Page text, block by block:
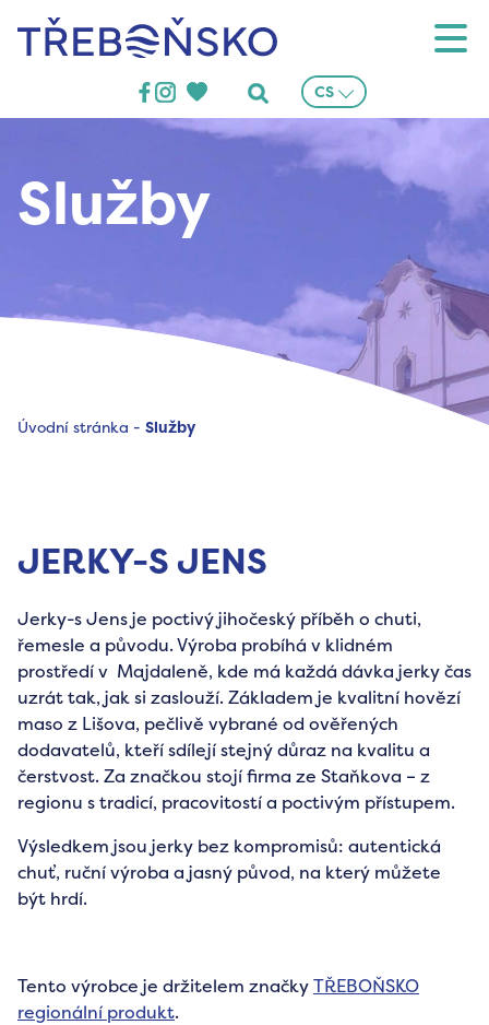
Třeboňsko CS
Služby
Úvodní stránka - Služby
JERKY-S JENS
Jerky-s Jens je poctivý jihočeský příběh o chuti,
řemesle a původu. Výroba probíhá v klidném
prostředí v Majdaleně, kde má každá dávka jerky čas
uzrát tak, jak si zaslouží. Základem je kvalitní hovězí
maso z Lišova, pečlivě vybrané od ověřených
dodavatelů, kteří sdílejí stejný důraz na kvalitu a
čerstvost. Za značkou stojí firma ze Staňkova – z
regionu s tradicí, pracovitostí a poctivým přístupem.
Výsledkem jsou jerky bez kompromisů: autentická
chuť, ruční výroba a jasný původ, na který můžete
být hrdí.
Tento výrobce je držitelem značkyTŘEBOŇSKO
regionální produkt.